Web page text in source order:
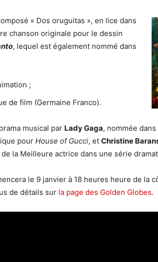
« Dos oruguitas », en lice dans
chanson originale pour le dessin
, lequel est également nommé dans
;
de film (Germaine Franco).
musical par Lady Gaga, nommée
pour House of Gucci, et Christine
la Meilleure actrice dans une série
le 9 janvier à 18 heures heure de la
de détails sur la page des Golden Globes.